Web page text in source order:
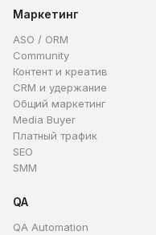
Маркетинг
ASO / ORM
Community
Контент и креатив
CRM и удержание
Общий маркетинг
Media Buyer
Платный трафик
SEO
SMM
QA
QA Automation